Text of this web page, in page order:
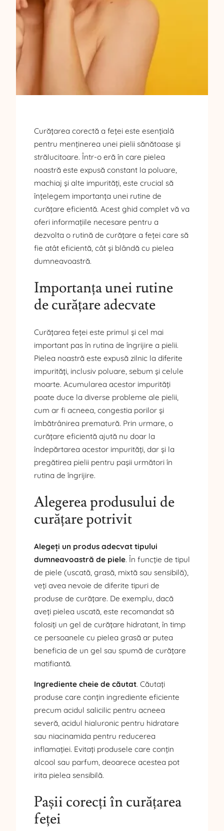
Curățarea corectă a feței este esențială
pentru menținerea unei pielii sănătoase și
strălucitoare. Într-o eră în care pielea
noastră este expusă constant la poluare,
machiaj și alte impurități, este crucial să
înțelegem importanța unei rutine de
curățare eficientă. Acest ghid complet vă va
oferi informațiile necesare pentru a
dezvolta o rutină de curățare a feței care să
fie atât eficientă, cât și blândă cu pielea
dumneavoastră.
Importanța unei rutine
de curățare adecvate
Curățarea feței este primul și cel mai
important pas în rutina de îngrijire a pielii.
Pielea noastră este expusă zilnic la diferite
impurități, inclusiv poluare, sebum și celule
moarte. Acumularea acestor impurități
poate duce la diverse probleme ale pielii,
cum ar fi acneea, congestia porilor și
îmbătrânirea prematură. Prin urmare, o
curățare eficientă ajută nu doar la
îndepărtarea acestor impurități, dar și la
pregătirea pielii pentru pașii următori în
rutina de îngrijire.
Alegerea produsului de
curățare potrivit
Alegeți un produs adecvat tipului
dumneavoastră de piele. În funcție de tipul
de piele (uscată, grasă, mixtă sau sensibilă),
veți avea nevoie de diferite tipuri de
produse de curățare. De exemplu, dacă
aveți pielea uscată, este recomandat să
folosiți un gel de curățare hidratant, în timp
ce persoanele cu pielea grasă ar putea
beneficia de un gel sau spumă de curățare
matifiantă.
Ingrediente cheie de căutat. Căutați
produse care conțin ingrediente eficiente
precum acidul salicilic pentru acneea
severă, acidul hialuronic pentru hidratare
sau niacinamida pentru reducerea
inflamației. Evitați produsele care conțin
alcool sau parfum, deoarece acestea pot
irita pielea sensibilă.
Pașii corecți în curățarea
feței